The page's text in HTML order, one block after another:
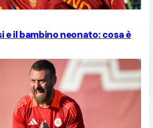
e il bambino neonato: cosa è